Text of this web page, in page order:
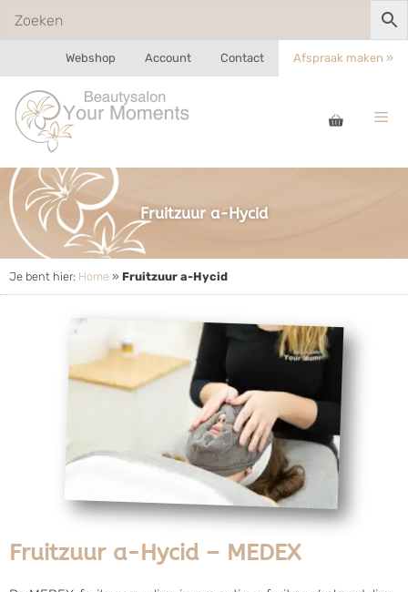
Webshop Account Contact Afspraak maken »
Fruitzuur a-Hycid
Je bent hier: Home » Fruitzuur a-Hycid
Fruitzuur a-Hycid – MEDEX